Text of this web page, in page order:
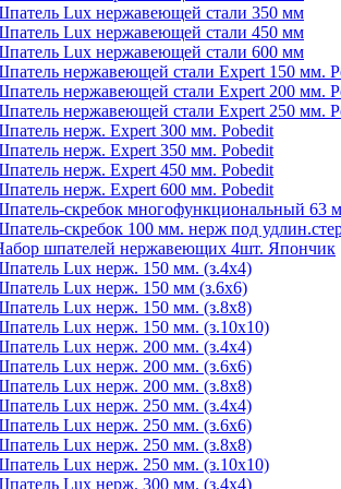
Lux нержавеющей стали 350 мм
Lux нержавеющей стали 450 мм
Lux нержавеющей стали 600 мм
нержавеющей стали Expert 150 мм.
нержавеющей стали Expert 200 мм.
нержавеющей стали Expert 250 мм.
нерж. Expert 300 мм. Pobedit
нерж. Expert 350 мм. Pobedit
нерж. Expert 450 мм. Pobedit
нерж. Expert 600 мм. Pobedit
скребок многофункциональный 63
скребок 100 мм. нерж под
шпателей нержавеющих 4шт. Япончик
Lux нерж. 150 мм. (з.4х4)
Lux нерж. 150 мм (з.6х6)
Lux нерж. 150 мм. (з.8х8)
Lux нерж. 150 мм. (з.10х10)
Lux нерж. 200 мм. (з.4х4)
Lux нерж. 200 мм. (з.6х6)
Lux нерж. 200 мм. (з.8х8)
Lux нерж. 250 мм. (з.4х4)
Lux нерж. 250 мм. (з.6х6)
Lux нерж. 250 мм. (з.8х8)
Lux нерж. 250 мм. (з.10х10)
Lux нерж. 300 мм. (з.4х4)